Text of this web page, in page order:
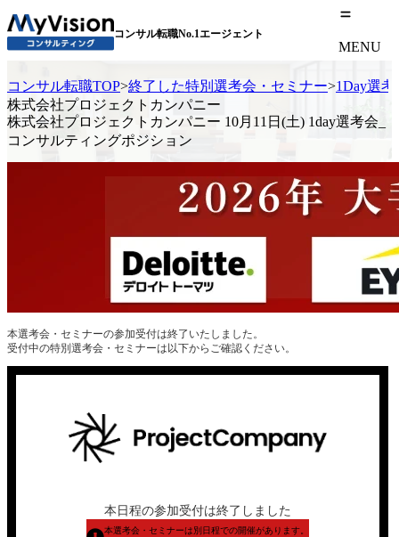
コンサル転職No.1エージェント
MENU
コンサル転職TOP>終了した特別選考会・セミナー>1Day選考
株式会社プロジェクトカンパニー
株式会社プロジェクトカンパニー 10月11日(土) 1day選考会_
コンサルティングポジション
本選考会・セミナーの参加受付は終了いたしました。
受付中の特別選考会・セミナーは以下からご確認ください。
本日程の参加受付は終了しました
本選考会・セミナーは別日程での開催があります。